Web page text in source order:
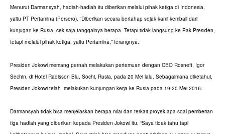
Menurut Darmansyah, hadiah-hadiah itu diberikan melalui pihak ketiga di Indonesia,
yaitu PT Pertamina (Persero). “Diberikan secara bertahap sejak kami kembali dari
kunjugan ke Rusia, cek saja tanggalnya berapa. Tetapi tidak langsung ke Pak Presiden,
tetapi melalui pihak ketiga, yaitu Pertamina,” terangnya.
Presiden Jokowi memang pernah melakukan pertemuan dengan CEO Rosneft, Igor
Sechin, di Hotel Radisson Blu, Sochi, Rusia, pada 20 Mei lalu. Sebagaimana diketahui,
Presiden Jokowi telah melakukan kunjungan kerja ke Rusia pada 19-20 Mei 2016.
Darmansyah tidak bisa menjelaskan berapa nilai dan terkait proyek apa soal pemberian
tiga hadiah yang diberikan kepada Presiden Jokowi itu. “Saya tidak tahu tapi